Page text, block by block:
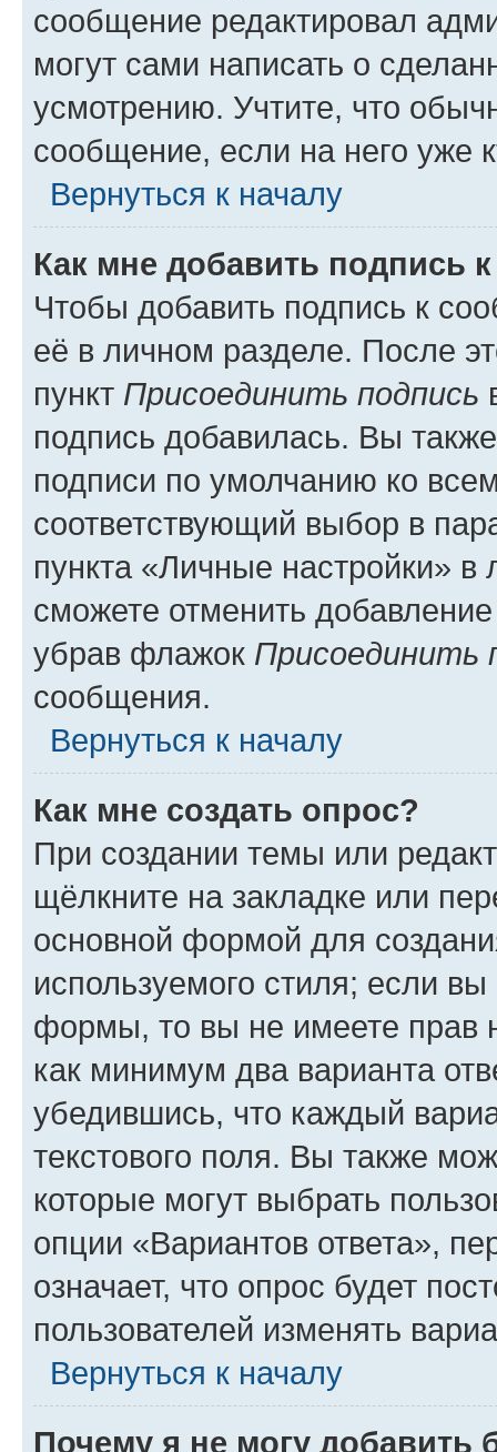
сообщение редактировал
могут сами написать о
усмотрению. Учтите, что
сообщение, если на него уже
Вернуться к началу
Как мне добавить подпись
Чтобы добавить подпись к
её в личном разделе. После
пункт Присоединить подпись
подпись добавилась. Вы
подписи по умолчанию ко
соответствующий выбор в
пункта «Личные настройки»
сможете отменить
убрав флажок Присоединить
сообщения.
Вернуться к началу
Как мне создать опрос?
При создании темы или
щёлкните на закладке или
основной формой для
используемого стиля; если
формы, то вы не имеете прав
как минимум два варианта
убедившись, что каждый
текстового поля. Вы также
которые могут выбрать
опции «Вариантов ответа»,
означает, что опрос будет
пользователей изменять
Вернуться к началу
Почему я не могу добавить